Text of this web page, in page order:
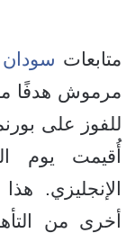
متابعات سودان
مرموش هدفًا
أُقيمت يوم
الإنجليزي.
أخرى من